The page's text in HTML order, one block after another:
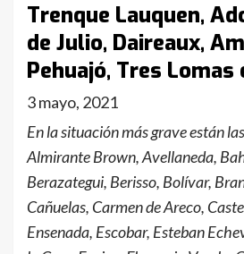
Trenque Lauquen,
de Julio, Daireaux,
Pehuajó, Tres Lomas
3 mayo, 2021
En la situación más grave están
Almirante Brown, Avellaneda,
Berazategui, Berisso, Bolívar,
Cañuelas, Carmen de Areco,
Ensenada, Escobar, Esteban